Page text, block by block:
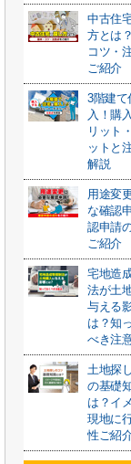
中古住
方とは
コツ・
ご紹介
3階建て
入！購
リット
ットと
解説
用途変
な確認
認申請
ご紹介
宅地造
法が土
与える
は？知
べき注
土地探
の基礎
は？イ
現地に
性ご紹